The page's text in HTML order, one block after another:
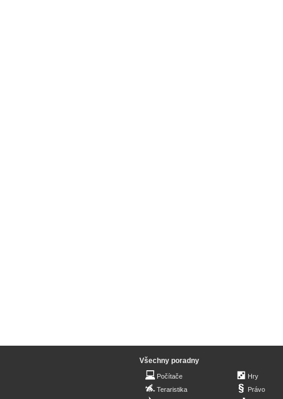
Všechny poradny
Počítače
Teraristika
Hry
Právo